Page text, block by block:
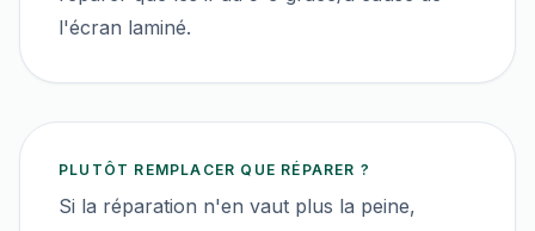
l'écran laminé.
PLUTÔT REMPLACER QUE RÉPARER ?
Si la réparation n'en vaut plus la peine,